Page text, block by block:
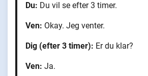
Du: Du vil se efter 3 timer.
Ven: Okay. Jeg venter.
Dig (efter 3 timer): Er du klar?
Ven: Ja.